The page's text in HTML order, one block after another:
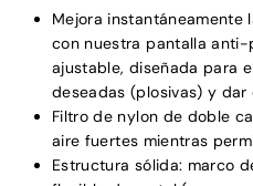
Mejora instantáneamente
con nuestra pantalla
ajustable, diseñada para
deseadas (plosivas) y dar
Filtro de nylon de doble
aire fuertes mientras
Estructura sólida: marco